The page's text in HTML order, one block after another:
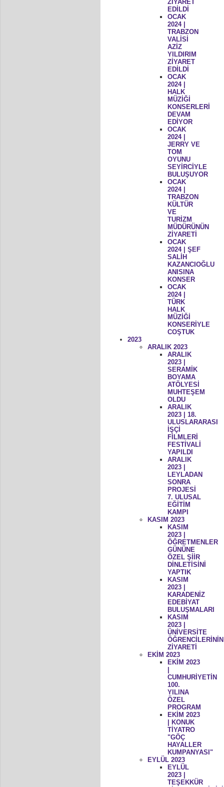
ZİYARET
EDİLDİ
OCAK
2024 |
TRABZON
VALİSİ
AZİZ
YILDIRIM
ZİYARET
EDİLDİ
OCAK
2024 |
HALK
MÜZİĞİ
KONSERLERİ
DEVAM
EDİYOR
OCAK
2024 |
JERRY VE
TOM
OYUNU
SEYİRCİYLE
BULUŞUYOR
OCAK
2024 |
TRABZON
KÜLTÜR
VE
TURİZM
MÜDÜRÜNÜN
ZİYARETİ
OCAK
2024 | ŞEF
SALİH
KAZANCIOĞLU
ANISINA
KONSER
OCAK
2024 |
TÜRK
HALK
MÜZİĞİ
KONSERİYLE
COŞTUK
2023
ARALIK 2023
ARALIK
2023 |
SERAMİK
BOYAMA
ATÖLYESİ
MUHTEŞEM
OLDU
ARALIK
2023 | 18.
ULUSLARARASI
İŞÇİ
FİLMLERİ
FESTİVALİ
YAPILDI
ARALIK
2023 |
LEYLADAN
SONRA
PROJESİ
7. ULUSAL
EĞİTİM
KAMPI
KASIM 2023
KASIM
2023 |
ÖĞRETMENLER
GÜNÜNE
ÖZEL ŞİİR
DİNLETİSİNİ
YAPTIK
KASIM
2023 |
KARADENİZ
EDEBİYAT
BULUŞMALARI
KASIM
2023 |
ÜNİVERSİTE
ÖĞRENCİLERİNİN
ZİYARETİ
EKİM 2023
EKİM 2023
CUMHURİYETİN
100.
YILINA
ÖZEL
PROGRAM
EKİM 2023
| KONUK
TİYATRO
"GÖÇ
HAYALLER
KUMPANYASI"
EYLÜL 2023
EYLÜL
2023 |
TEŞEKKÜR